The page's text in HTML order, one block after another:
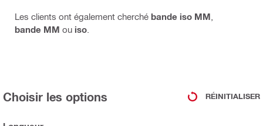
Les clients ont également cherché bande iso MM
bande MM ou iso
Choisir les options RÉINITIALISER